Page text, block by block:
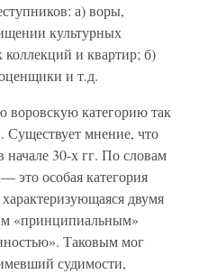
а) воры,
культурных
коллекций и квартир; б)
и т.д.
воровскую категорию так
Существует мнение, что
начале 30-х гг. По словам
это особая категория
двумя
«принципиальным»
Таковым мог
судимости,